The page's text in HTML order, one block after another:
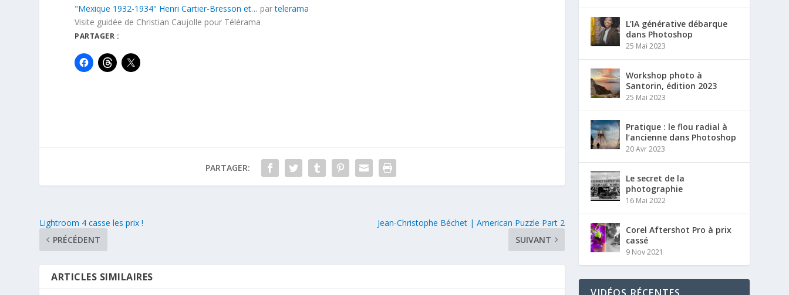
"Mexique 1932-1934" Henri Cartier-Bresson et… partelerama
Visite guidée de Christian Caujolle pour Télérama
PARTAGER :
PARTAGER:
Lightroom 4 casse les prix !
PRÉCÉDENT
Jean-Christophe Béchet | American Puzzle Part 2
SUIVANT
ARTICLES SIMILAIRES
L’IA générative débarque
dans Photoshop
25 Mai 2023
Workshop photo à
Santorin, édition 2023
25 Mai 2023
Pratique : le flou radial à
l’ancienne dans Photoshop
20 Avr 2023
Le secret de la
photographie
16 Mai 2022
Corel Aftershot Pro à prix
cassé
9 Nov 2021